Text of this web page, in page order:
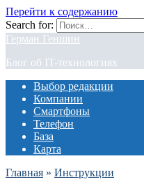
Перейти к содержанию
Search for:
Герман Геншин
Блог об IT-технологиях
Выбор редакции
Компании
Смартфоны
Телефон
База
Карта
Главная » Инструкции